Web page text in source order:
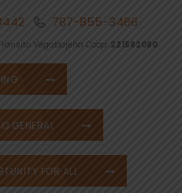
787-855-3466
Vegabajeña Coop: 221582080
GENERAL
FOR ALL